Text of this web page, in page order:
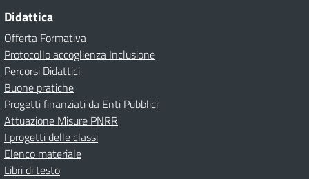
Didattica
Offerta Formativa
Protocollo accoglienza Inclusione
Percorsi Didattici
Buone pratiche
Progetti finanziati da Enti Pubblici
Attuazione Misure PNRR
I progetti delle classi
Elenco materiale
Libri di testo